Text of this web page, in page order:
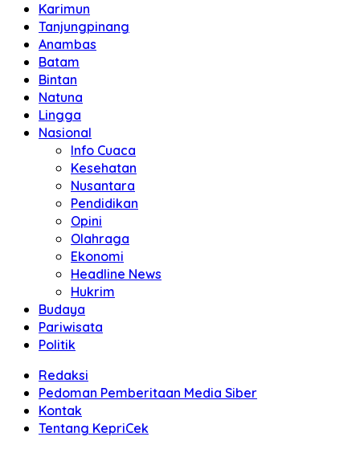
Karimun
Tanjungpinang
Anambas
Batam
Bintan
Natuna
Lingga
Nasional
Info Cuaca
Kesehatan
Nusantara
Pendidikan
Opini
Olahraga
Ekonomi
Headline News
Hukrim
Budaya
Pariwisata
Politik
Redaksi
Pedoman Pemberitaan Media Siber
Kontak
Tentang KepriCek